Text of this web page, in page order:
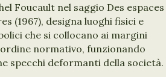
Foucault nel saggio Des espaces
(1967), designa luoghi fisici e
che si collocano ai margini
normativo, funzionando
specchi deformanti della società.